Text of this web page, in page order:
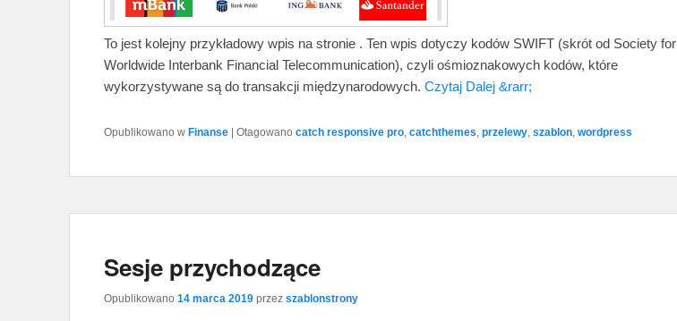
To jest kolejny przykładowy wpis na stronie . Ten wpis dotyczy kodów SWIFT (skrót od Society for
Worldwide Interbank Financial Telecommunication), czyli ośmioznakowych kodów, które
wykorzystywane są do transakcji międzynarodowych. Czytaj Dalej &rarr;
Opublikowano w Finanse | Otagowano catch responsive pro catchthemes przelewy szablon wordpress
Sesje przychodzące
Opublikowano 14 marca 2019 przez szablonstrony